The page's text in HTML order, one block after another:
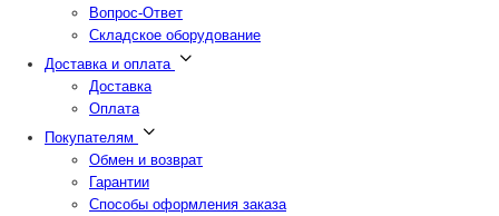
Вопрос-Ответ
Складское оборудование
Доставка и оплата
Доставка
Оплата
Покупателям
Обмен и возврат
Гарантии
Способы оформления заказа